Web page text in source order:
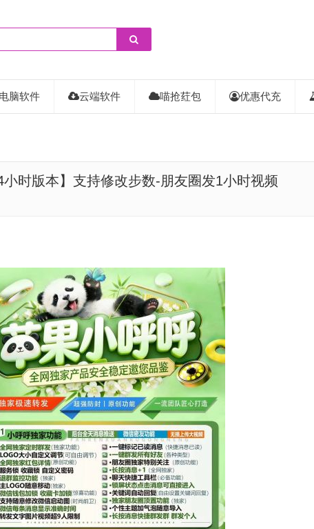
电脑软件 云端软件 喵抢荭包 优惠代充
小时版本】支持修改步数-朋友圈发1小时视频